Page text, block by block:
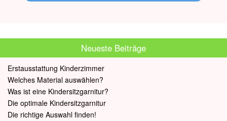
Neueste Beiträge
Erstausstattung Kinderzimmer
Welches Material auswählen?
Was ist eine Kindersitzgarnitur?
Die optimale Kindersitzgarnitur
Die richtige Auswahl finden!